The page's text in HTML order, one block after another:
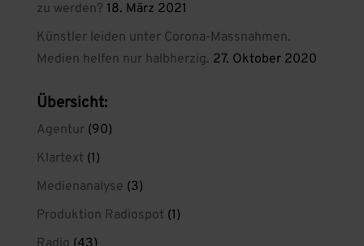
zu werden? 18. März 2021
Künstler leiden unter Corona-Massnahmen.
Medien helfen nur halbherzig. 27. Oktober 2020
Übersicht:
Agentur(90)
Klartext (1)
Medienanalyse (3)
Produktion Radiospot (1)